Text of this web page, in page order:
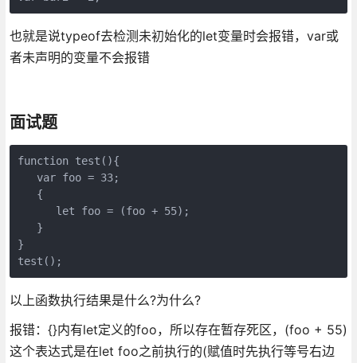
也就是说typeof去检测未初始化的let变量时会报错，var或
者未声明的变量不会报错
面试题
function test(){
   var foo = 33;
   {
      let foo = (foo + 55);
   }
}
test();
以上函数执行结果是什么?为什么?
报错：{}内有let定义的foo，所以存在暂存死区，(foo + 55)
这个表达式是在let foo之前执行的(赋值时先执行等号右边